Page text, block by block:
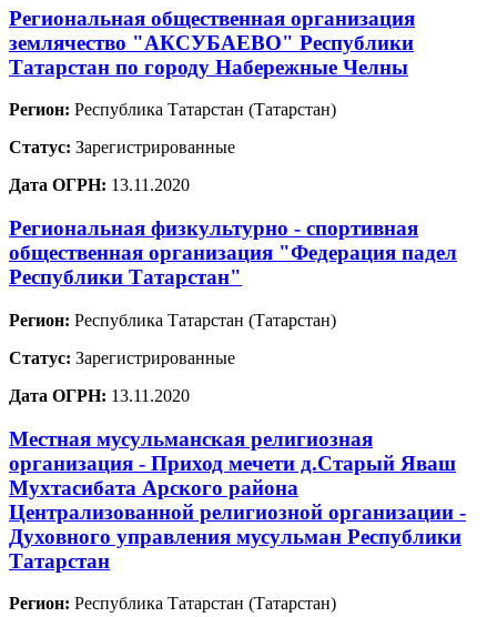
Региональная общественная организация
землячество "АКСУБАЕВО" Республики
Татарстан по городу Набережные Челны
Регион: Республика Татарстан (Татарстан)
Статус: Зарегистрированные
Дата ОГРН: 13.11.2020
Региональная физкультурно - спортивная
общественная организация "Федерация падел
Республики Татарстан"
Регион: Республика Татарстан (Татарстан)
Статус: Зарегистрированные
Дата ОГРН: 13.11.2020
Местная мусульманская религиозная
организация - Приход мечети д.Старый Яваш
Мухтасибата Арского района
Централизованной религиозной организации -
Духовного управления мусульман Республики
Татарстан
Регион: Республика Татарстан (Татарстан)